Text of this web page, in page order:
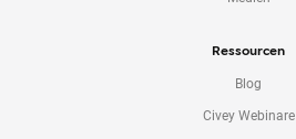
Ressourcen
Blog
Civey Webinare